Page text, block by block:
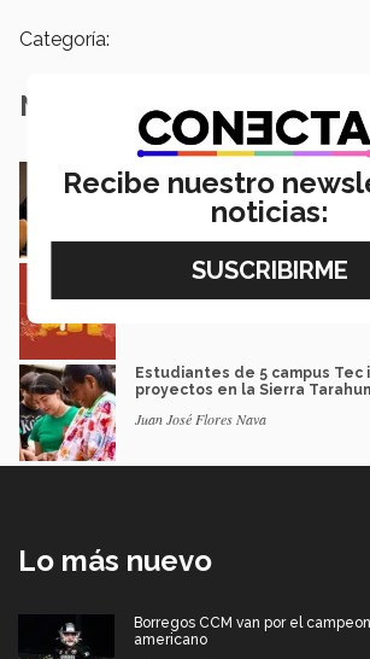
Categoría:
Notas Relacionadas
En la ONU: mexicana y
Nueva York a la juventud
Loretta Mariaud y Carlos González
Entre miles: mexicana gana
Estudiantes de 5 campus Tec
proyectos en la Sierra
Juan José Flores Nava
Lo más nuevo
Borregos CCM van por el
americano
Recibe nuestro
noticias: